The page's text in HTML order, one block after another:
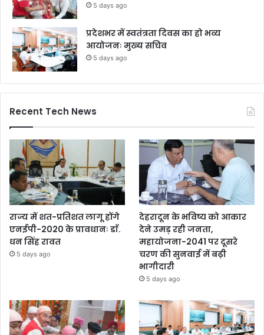
5 days ago
प्रदेशभर में स्वतंत्रता दिवस का हो भव्य
आयोजनः मुख्य सचिव
5 days ago
Recent Tech News
राज्य में शत-प्रतिशत लागू होंगे
एनईपी-2020 के प्रावधानः डाॅ.
धन सिंह रावत
5 days ago
देहरादून के भविष्य को आकार
देने उमड़ रही जनता,
महायोजना-2041 पर दूसरे
चरण की सुनवाई में बढ़ी
भागीदारी
5 days ago